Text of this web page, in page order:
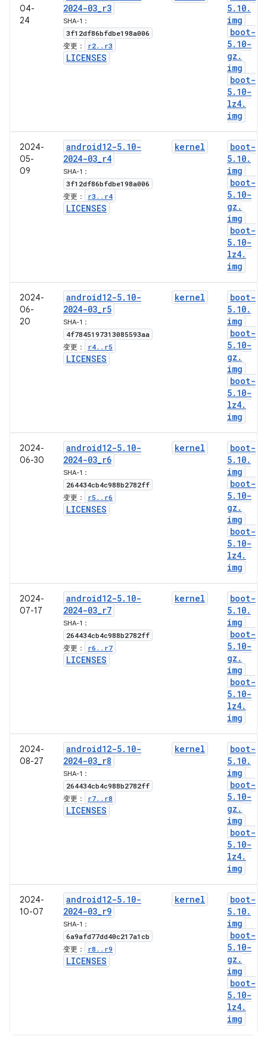
04-
24
2024-03_r3
SHA-1：
3f12df86bfdbe198a006
变更： r2. . r3
LICENSES
5. 10.
img
boot-
5. 10-
gz .
img
boot-
5. 10-
lz4.
img
2024-
05-
09
android12-5. 10-
2024-03_r4
SHA-1：
3f12df86bfdbe198a006
变更： r3 . . r4
LICENSES
kernel
boot-
5. 10.
img
boot-
5. 10-
gz .
img
boot-
5. 10-
lz4.
img
2024-
06-
20
android12-5. 10-
2024-03_r5
SHA-1：
4f7845197313085593aa
变更： r4. . r5
LICENSES
kernel
boot-
5. 10.
img
boot-
5. 10-
gz .
img
boot-
5. 10-
lz4.
img
2024-
06-30
android12-5. 10-
2024-03_r6
SHA-1：
264434cb4c988b2782ff
变更： r5 . . r6
LICENSES
kernel
boot-
5. 10.
img
boot-
5. 10-
gz .
img
boot-
5. 10-
lz4.
img
2024-
07-17
android12-5. 10-
2024-03_r7
SHA-1：
264434cb4c988b2782ff
变更： r6 . . r7
LICENSES
kernel
boot-
5. 10.
img
boot-
5. 10-
gz .
img
boot-
5. 10-
lz4.
img
2024-
08-27
android12-5. 10-
2024-03_r8
SHA-1：
264434cb4c988b2782ff
变更： r7. . r8
LICENSES
kernel
boot-
5. 10.
img
boot-
5. 10-
gz .
img
boot-
5. 10-
lz4.
img
2024-
10-07
android12-5. 10-
2024-03_r9
SHA-1：
6a9afd77dd40c217a1cb
变更： r8 . . r9
LICENSES
kernel
boot-
5. 10.
img
boot-
5. 10-
gz .
img
boot-
5. 10-
lz4.
img